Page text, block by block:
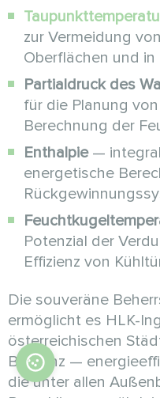
zur Vermeidung
Oberflächen und
Partialdruck des
für die Planung
Berechnung der
Enthalpie—
energetische
Potenzial der
Effizienz von
Die souveräne
ermöglicht es HLK-
österreichischen
Bregenz —
die unter allen